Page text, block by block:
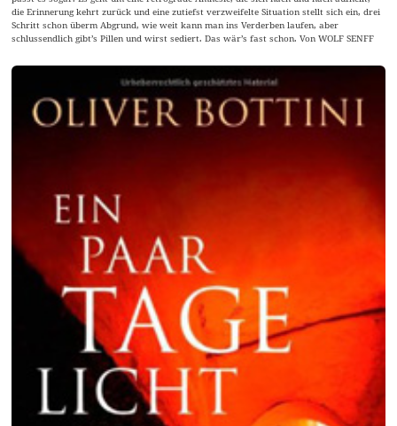
die Erinnerung kehrt zurück und eine zutiefst verzweifelte Situation stellt sich ein, drei
Schritt schon überm Abgrund, wie weit kann man ins Verderben laufen, aber
schlussendlich gibt’s Pillen und wirst sediert. Das wär’s fast schon. Von WOLF SENFF